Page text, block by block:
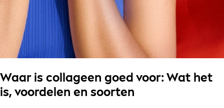
Waar is collageen goed voor: Wat het
is, voordelen en soorten